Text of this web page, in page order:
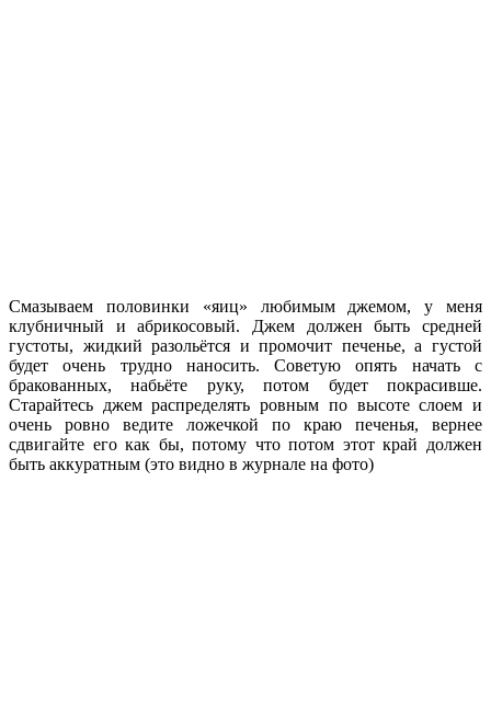
Смазываем половинки «яиц» любимым джемом, у меня
клубничный и абрикосовый. Джем должен быть средней
густоты, жидкий разольётся и промочит печенье, а густой
будет очень трудно наносить. Советую опять начать с
бракованных, набьёте руку, потом будет покрасивше.
Старайтесь джем распределять ровным по высоте слоем и
очень ровно ведите ложечкой по краю печенья, вернее
сдвигайте его как бы, потому что потом этот край должен
быть аккуратным (это видно в журнале на фото)